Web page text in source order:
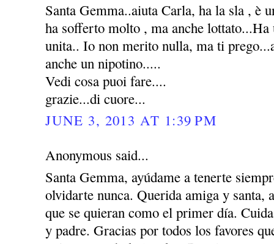
Santa Gemma..aiuta Carla, ha la sla , è
ha sofferto molto , ma anche
unita.. Io non merito nulla, ma ti
anche un nipotino.....
Vedi cosa puoi fare....
grazie...di cuore...
JUNE 3, 2013 AT 1:39 PM
Anonymous said...
Santa Gemma, ayúdame a tenerte
olvidarte nunca. Querida amiga y santa,
que se quieran como el primer día.
y padre. Gracias por todos los favores